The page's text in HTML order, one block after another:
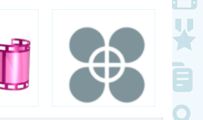
Видеоредакторы